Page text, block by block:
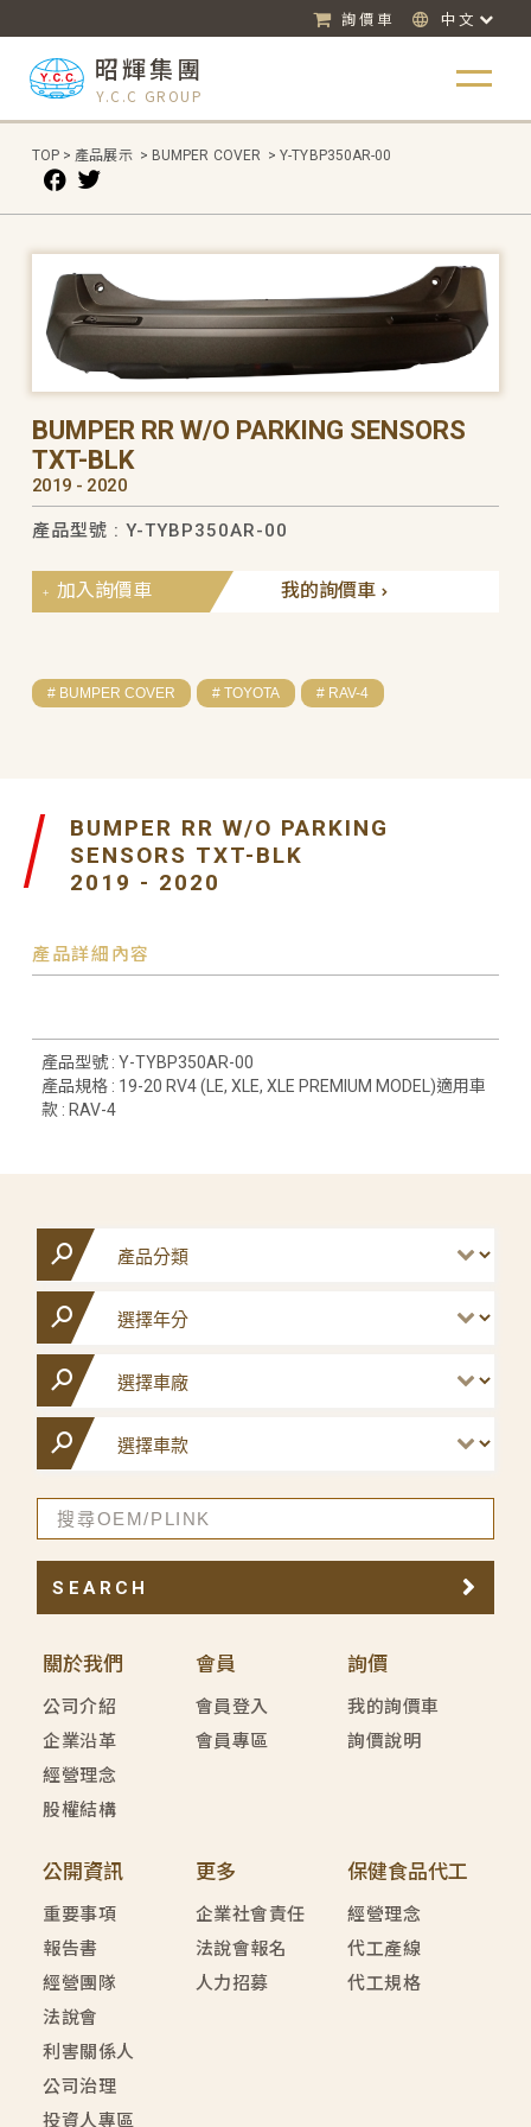
詢價車 中文
昭輝集團
Y.C.C GROUP
TOP > 產品展示 > BUMPER COVER > Y-TYBP350AR-00
BUMPER RR W/O PARKING SENSORS
TXT-BLK
2019 - 2020
產品型號 : Y-TYBP350AR-00
我的詢價車
加入詢價車
# BUMPER COVER # TOYOTA # RAV-4
BUMPER RR W/O PARKING
SENSORS TXT-BLK
2019 - 2020
產品詳細內容
產品型號 : Y-TYBP350AR-00
產品規格 : 19-20 RV4 (LE, XLE, XLE PREMIUM MODEL)適用車
款 : RAV-4
關於我們
公司介紹
企業沿革
經營理念
股權結構
會員
會員登入
會員專區
詢價
我的詢價車
詢價說明
公開資訊
重要事項
報告書
經營團隊
法說會
利害關係人
公司治理
投資人專區
更多
企業社會責任
法說會報名
人力招募
保健食品代工
經營理念
代工產線
代工規格
SEARCH